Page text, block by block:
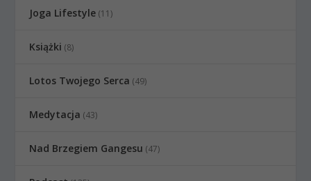
Joga Lifestyle (11)
Książki (8)
Lotos Twojego Serca (49)
Medytacja (43)
Nad Brzegiem Gangesu (47)